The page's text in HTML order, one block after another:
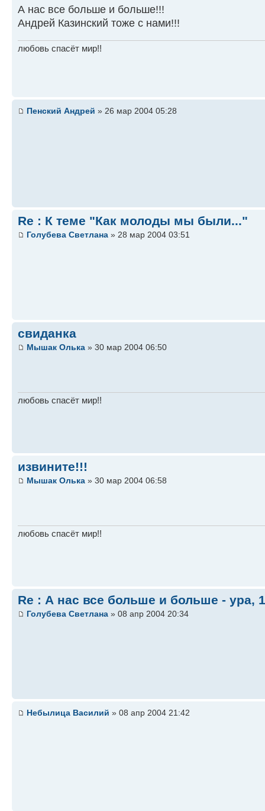
А нас все больше и больше!!!
Андрей Казинский тоже с нами!!!
любовь спасёт мир!!
Пенский Андрей » 26 мар 2004 05:28
Re : К теме "Как молоды мы были..."
Голубева Светлана » 28 мар 2004 03:51
свиданка
Мышак Олька » 30 мар 2004 06:50
любовь спасёт мир!!
извините!!!
Мышак Олька » 30 мар 2004 06:58
любовь спасёт мир!!
Re : А нас все больше и больше - ура,
Голубева Светлана » 08 апр 2004 20:34
Небылица Василий » 08 апр 2004 21:42